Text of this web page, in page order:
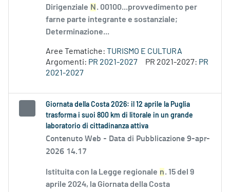
Dirigenziale N . 00100...provvedimento per
farne parte integrante e sostanziale;
Determinazione...
Aree Tematiche: TURISMO E CULTURA
Argomenti: PR 2021-2027 PR 2021-2027: PR
2021-2027
Giornata della Costa 2026: il 12 aprile la Puglia
trasforma i suoi 800 km di litorale in un grande
laboratorio di cittadinanza attiva
Contenuto Web - Data di Pubblicazione 9-apr-
2026 14.17
Istituita con la Legge regionale n. 15 del 9
aprile 2024, la Giornata della Costa